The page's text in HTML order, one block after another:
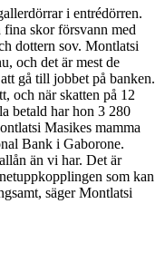
i entrédörren.
skor försvann med
dottern sov. Montlatsi
och det är mest de
gå till jobbet på banken.
och när skatten på 12
betald har hon 3 280
Masikes mamma
Bank i Gaborone.
än vi har. Det är
som kan
säger Montlatsi